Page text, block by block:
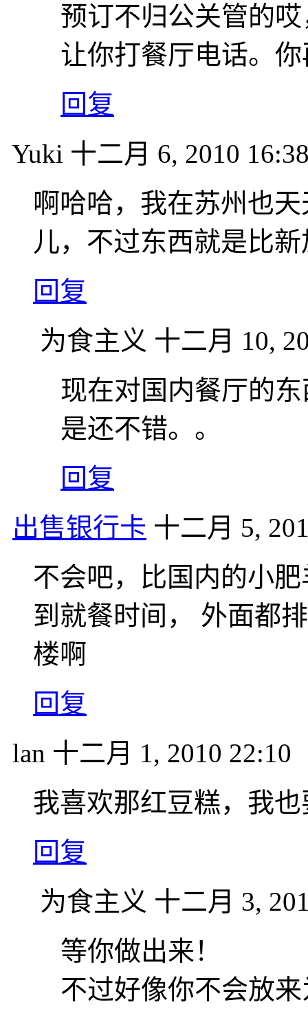
预订不归公关管的
让你打餐厅电话。
回复
Yuki 十二月 6, 2010
啊哈哈，我在苏州也
儿，不过东西就是比
回复
为食主义 十二月 10,
现在对国内餐厅的
是还不错。。
回复
出售银行卡 十二月 5,
不会吧，比国内的小
到就餐时间， 外面都
楼啊
回复
lan 十二月 1, 2010 22:10
我喜欢那红豆糕，我
回复
为食主义 十二月 3,
等你做出来！
不过好像你不会放